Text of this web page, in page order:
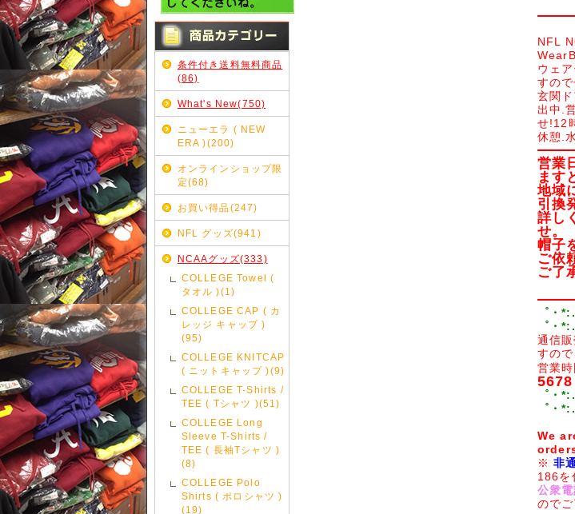
条件付き送料無料商品
(86)
What's New(750)
ニューエラ ( NEW
ERA )(200)
オンラインショップ限
定(68)
お買い得品(247)
NFL グッズ(941)
NCAAグッズ(333)
COLLEGE Towel (
タオル )(1)
COLLEGE CAP ( カ
レッジ キャップ )
(95)
COLLEGE KNITCAP
( ニットキャップ )(9)
COLLEGE T-Shirts /
TEE ( Tシャツ )(51)
COLLEGE Long
Sleeve T-Shirts /
TEE ( 長袖Tシャツ )
(8)
COLLEGE Polo
Shirts ( ポロシャツ )
(19)
NFL
ウェ
すの
玄関
出中.
せ!12
休憩.
営業
ます
地域
引換
詳し
せ。
帽子
ご依
ご了
゜・
゜・
通信
すので
営業
5678
゜・
゜・
We
※ 非
186を
公衆電
のでご